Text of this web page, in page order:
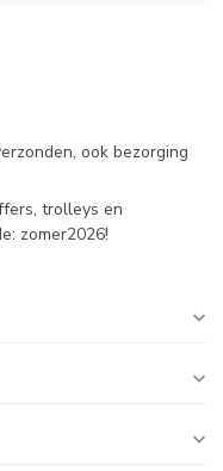
ook bezorging
trolleys en
zomer2026!